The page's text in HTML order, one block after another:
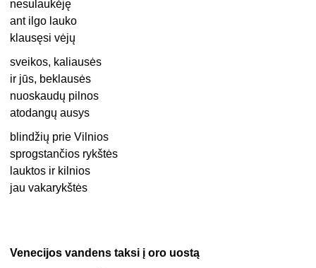
nesulaukėję
ant ilgo lauko
klausęsi vėjų
sveikos, kaliausės
ir jūs, beklausės
nuoskaudų pilnos
atodangų ausys
blindžių prie Vilnios
sprogstančios rykštės
lauktos ir kilnios
jau vakarykštės
Venecijos vandens taksi į oro uostą